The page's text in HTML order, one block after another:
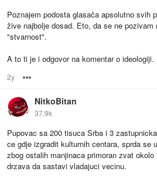
Poznajem podosta glasača apsolutno svih
žive najbolje dosad. Eto, da se ne
"stvarnost".
A to ti je i odgovor na komentar o ideologiji.
2y
NitkoBitan
37.9k
Pupovac sa 200 tisuca Srba i 3
ce gdje izgradit kulturnih centara, sprda se
zbog ostalih manjinaca primoran zvat
drzava da sastavi vladajuci vecinu.